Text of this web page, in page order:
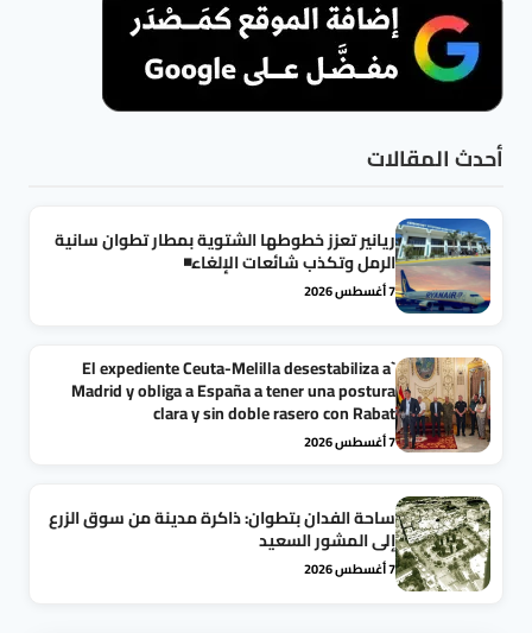
أحدث المقالات
ريانير تعزز خطوطها الشتوية بمطار تطوان سانية
الرمل وتكذب شائعات الإلغاء◾
7 أغسطس 2026
`El expediente Ceuta-Melilla desestabiliza a
Madrid y obliga a España a tener una postura
clara y sin doble rasero con Rabat
7 أغسطس 2026
ساحة الفدان بتطوان: ذاكرة مدينة من سوق الزرع
إلى المشور السعيد
7 أغسطس 2026